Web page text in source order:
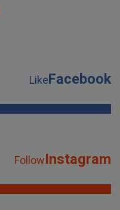
LikeFacebook
FollowInstagram